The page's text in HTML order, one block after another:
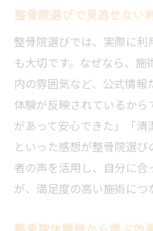
整骨院選びで見逃せない
整骨院選びでは、実際に
も大切です。なぜなら、
内の雰囲気など、公式情
体験が反映されているか
があって安心できた」「清
といった感想が整骨院選
者の声を活用し、自分に
が、満足度の高い施術につ